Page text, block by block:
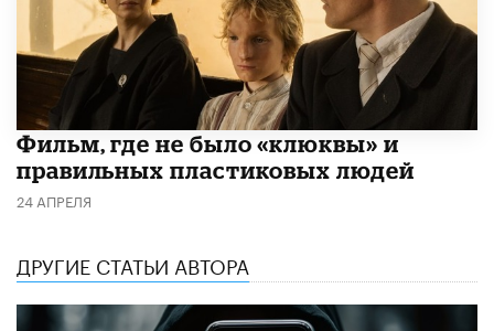
Фильм, где не было «клюквы» и
правильных пластиковых людей
24 АПРЕЛЯ
ДРУГИЕ СТАТЬИ АВТОРА